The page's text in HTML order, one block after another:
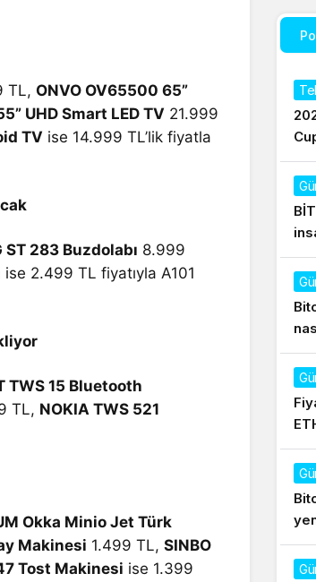
TL, ONVO OV65500 65”
UHD Smart LED TV 21.999
TV ise 14.999 TL’lik fiyatla
ST 283 Buzdolabı 8.999
ise 2.499 TL fiyatıyla A101
TWS 15 Bluetooth
TL, NOKIA TWS 521
Okka Minio Jet Türk
Makinesi 1.499 TL,SINBO
Tost Makinesi ise 1.399